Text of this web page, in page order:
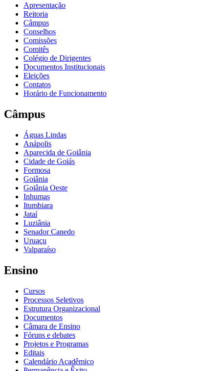
Apresentação
Reitoria
Câmpus
Conselhos
Comissões
Comitês
Colégio de Dirigentes
Documentos Institucionais
Eleições
Contatos
Horário de Funcionamento
Câmpus
Águas Lindas
Anápolis
Aparecida de Goiânia
Cidade de Goiás
Formosa
Goiânia
Goiânia Oeste
Inhumas
Itumbiara
Jataí
Luziânia
Senador Canedo
Uruaçu
Valparaíso
Ensino
Cursos
Processos Seletivos
Estrutura Organizacional
Documentos
Câmara de Ensino
Fóruns e debates
Projetos e Programas
Editais
Calendário Acadêmico